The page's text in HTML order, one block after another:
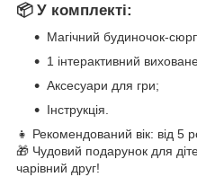
📦 У комплекті:
Магічний будиночок-
1 інтерактивний
Аксесуари для гри;
Інструкція.
👧 Рекомендований вік: від 5
🎁 Чудовий подарунок для
чарівний друг!